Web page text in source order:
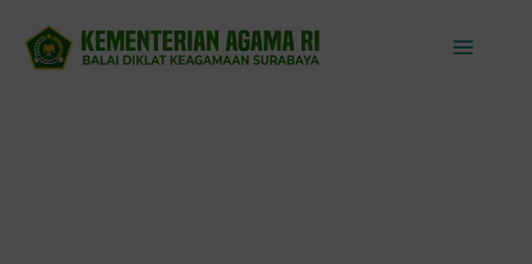
content